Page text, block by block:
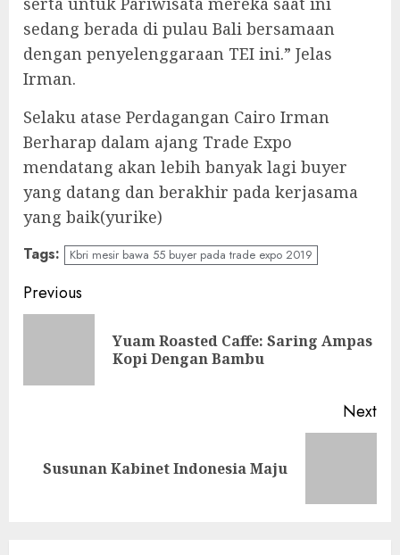
sedang berada di pulau Bali bersamaan
dengan penyelenggaraan TEI ini.” Jelas
Irman.
Selaku atase Perdagangan Cairo Irman
Berharap dalam ajang Trade Expo
mendatang akan lebih banyak lagi buyer
yang datang dan berakhir pada kerjasama
yang baik(yurike)
Tags: Kbri mesir bawa 55 buyer pada trade expo 2019
Continue
Reading
Previous
Yuam Roasted Caffe: Saring Ampas
Kopi Dengan Bambu
Next
Next
Susunan Kabinet Indonesia Maju